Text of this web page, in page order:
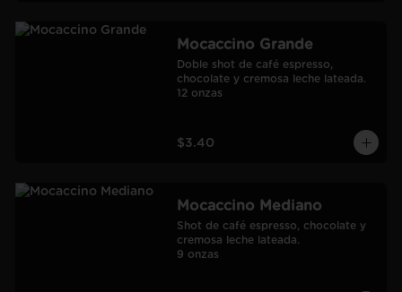
Mocaccino Grande
Doble shot de café espresso,
chocolate y cremosa leche lateada.
12 onzas
$3.40
Mocaccino Mediano
Shot de café espresso, chocolate y
cremosa leche lateada.
9 onzas